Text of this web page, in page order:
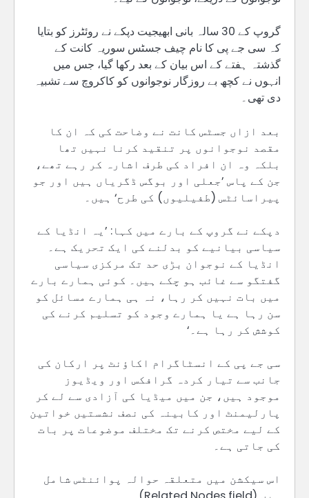
گروپ کے 30 سالہ بانی ابھیجیت دپکے نے روئٹرز کو بتایا
کہ سی جے پی کا نام چیف جسٹس سوریہ کانت کے
گذشتہ ہفتے کے اس بیان کے بعد رکھا گیا، جس میں
انہوں نے کچھ بے روزگار نوجوانوں کو کاکروچ سے تشبیہ
دی تھی۔
بعد ازاں جسٹس کانت نے وضاحت کی کہ ان کا
مقصد نوجوانوں پر تنقید کرنا نہیں تھا
بلکہ وہ ان افراد کی طرف اشارہ کر رہے تھے،
جن کے پاس ’جعلی اور بوگس ڈگریاں ہیں اور جو
پیراسائٹس (طفیلیوں) کی طرح‘ ہیں۔
دپکے نے گروپ کے بارے میں کہا: ’یہ انڈیا کے
سیاسی بیانیے کو بدلنے کی ایک تحریک ہے۔
انڈیا کے نوجوان بڑی حد تک مرکزی سیاسی
گفتگو سے غائب ہو چکے ہیں۔ کوئی ہمارے بارے
میں بات نہیں کر رہا، نہ ہی ہمارے مسائل کو
سن رہا ہے یا ہمارے وجود کو تسلیم کرنے کی
کوشش کر رہا ہے۔‘
سی جے پی کے انسٹاگرام اکاؤنٹ پر ارکان کی
جانب سے تیار کردہ گرافکس اور ویڈیوز
موجود ہیں، جن میں میڈیا کی آزادی سے لے کر
پارلیمنٹ اور کابینہ کی نصف نشستیں خواتین
کے لیے مختص کرنے تک مختلف موضوعات پر بات
کی جاتی ہے۔
اس سیکشن میں متعلقہ حوالہ پوائنٹس شامل